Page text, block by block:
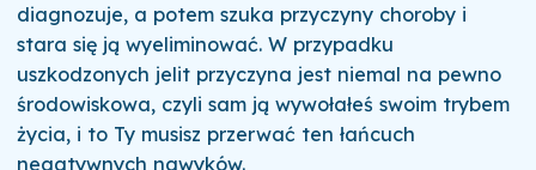
diagnozuje, a potem szuka przyczyny choroby i
stara się ją wyeliminować. W przypadku
uszkodzonych jelit przyczyna jest niemal na pewno
środowiskowa, czyli sam ją wywołałeś swoim trybem
życia, i to Ty musisz przerwać ten łańcuch
negatywnych nawyków.